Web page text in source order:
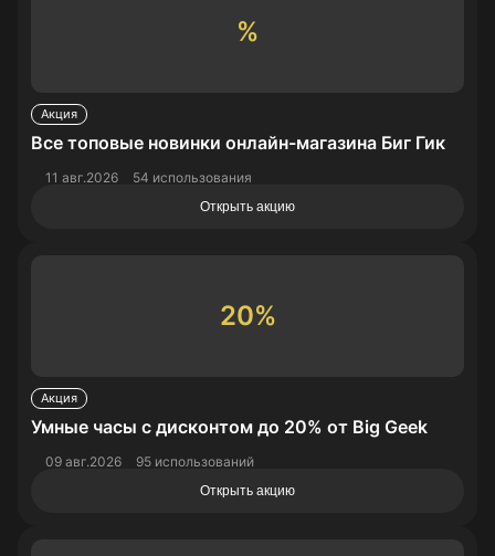
%
Акция
Все топовые новинки онлайн-магазина Биг Гик
11 авг.2026 54 использования
Открыть акцию
20%
Акция
Умные часы с дисконтом до 20% от Big Geek
09 авг.2026 95 использований
Открыть акцию